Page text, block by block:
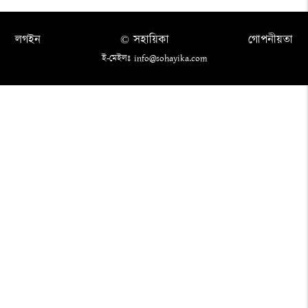
লগইন গোপনীয়তা
© সহায়িকা
ই-মেইলঃ info@sohayika.com